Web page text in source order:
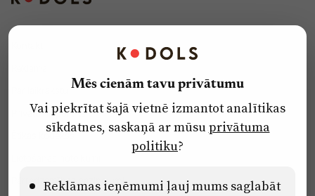
Privātuma politika
Ētikas kodekss
Pārredzamības paziņojumi
Mēs cienām tavu privātumu
Vai piekrītat šajā vietnē izmantot analītikas
sīkdatnes, saskaņā ar mūsuprivātuma
politiku?
Reklāmas ieņēmumi ļauj mums saglabāt